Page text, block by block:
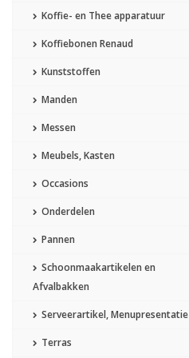
Koffie- en Thee apparatuur
Koffiebonen Renaud
Kunststoffen
Manden
Messen
Meubels, Kasten
Occasions
Onderdelen
Pannen
Schoonmaakartikelen en
Afvalbakken
Serveerartikel, Menupresentatie
Terras